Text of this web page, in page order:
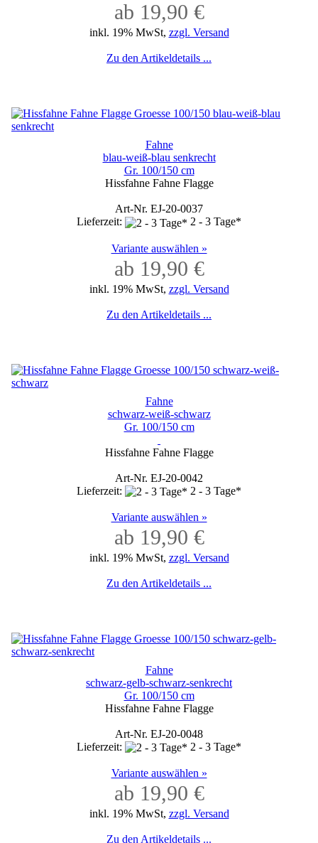
ab 19,90 €
inkl. 19% MwSt, zzgl. Versand
Zu den Artikeldetails ...
Fahne
blau-weiß-blau senkrecht
Gr. 100/150 cm
Hissfahne Fahne Flagge
Art-Nr. EJ-20-0037
Lieferzeit:
2 - 3 Tage*
Variante auswählen »
ab 19,90 €
inkl. 19% MwSt, zzgl. Versand
Zu den Artikeldetails ...
Fahne
schwarz-weiß-schwarz
Gr. 100/150 cm
Hissfahne Fahne Flagge
Art-Nr. EJ-20-0042
Lieferzeit:
2 - 3 Tage*
Variante auswählen »
ab 19,90 €
inkl. 19% MwSt, zzgl. Versand
Zu den Artikeldetails ...
Fahne
schwarz-gelb-schwarz-senkrecht
Gr. 100/150 cm
Hissfahne Fahne Flagge
Art-Nr. EJ-20-0048
Lieferzeit:
2 - 3 Tage*
Variante auswählen »
ab 19,90 €
inkl. 19% MwSt, zzgl. Versand
Zu den Artikeldetails ...